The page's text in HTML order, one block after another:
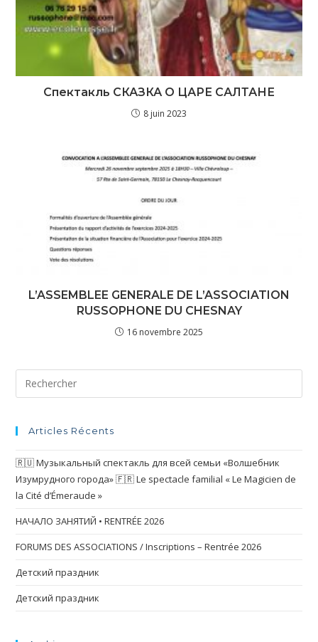
Спектакль СКАЗКА О ЦАРЕ САЛТАНЕ
8 juin 2023
L’ASSEMBLEE GENERALE DE L’ASSOCIATION
RUSSOPHONE DU CHESNAY
16 novembre 2025
Articles Récents
🇷🇺 Музыкальный спектакль для всей семьи «Волшебник
Изумрудного города» 🇫🇷 Le spectacle familial « Le Magicien de
la Cité d’Émeraude »
НАЧАЛО ЗАНЯТИЙ • RENTRÉE 2026
FORUMS DES ASSOCIATIONS / Inscriptions – Rentrée 2026
Детский праздник
Детский праздник